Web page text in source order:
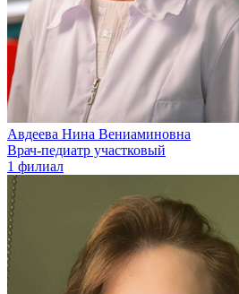
Авдеева Нина Вениаминовна
Врач-педиатр участковый
1 филиал